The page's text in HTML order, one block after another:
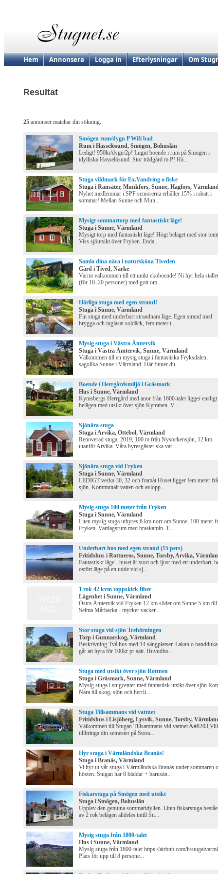
Hem Annonsera Logga in Efterlysningar Om
Resultat
25 annonser matchar din sökning.
Smögen rum/dygn P Wifi bad
Rum i Hasselösund, Smögen, Bohuslän
Ledigt! 950kr/dygn/2p! Lugnt boende i rum på Smögen i
idylliska Hasselösund. Stor trädgård m P! Hä...
Stuga vildmark för Ex.Vandring o fiske
Stuga i Ransäter, Munkfors, Sunne, Hagfors,
Nyhet medlemmar i SPF seniorerna erhåller 15% i rabatt i
sommar! Mellan Sunne och Mun...
Mysigt sommartorp med fantastiskt läge!
Stuga i Sunne, Värmland
Mysigt torp med fantastiskt läge! Högt beläget med stor
Viss sjöutsikt över Fryken. Enda...
Samla dina nära i natursköna Tiveden
Gård i Tived, Närke
Varmt välkommen till ett unikt ekoboende! Ni hyr hela stället
(för 10–20 personer) med gott om...
Härliga stuga med egen strand!
Stuga i Sunne, Värmland
Fin stuga med underbart strandnära läge. Egen strand med
brygga och inglasat soldäck, fem meter t...
Mysig stuga i Västra Ämtervik
Stuga i Västra Ämtervik, Sunne, Värmland
Välkommen till en mysig stuga i fantastiska Fryksdalen,
sagolika Sunne i Värmland. Här finner du ...
Boende i Herrgårdsmiljö i Gräsmark
Hus i Sunne, Värmland
Kymsbergs Herrgård med anor från 1600-talet ligger ensligt
belägen med utsikt över sjön Kymmen. V...
Sjönära stuga
Stuga i Arvika, Ottebol, Värmland
Renoverad stuga, 2019, 100 m från Nysockensjön, 12 km
utanför Arvika. Våra hyresgäster ska var...
Sjönära stuga vid Fryken
Stuga i Sunne, Värmland
LEDIGT vecka 30, 32 och framåt Huset ligger fem meter
sjön. Kommunalt vatten och avlopp...
Mysig stuga 100 meter från Fryken
Stuga i Sunne, Värmland
Liten mysig stuga uthyres 6 km norr om Sunne, 100 meter
Fryken. Vardagsrum med braskamin. T...
Underbart hus med egen strand (15 pers)
Fritidshus i Rottneros, Sunne, Torsby, Arvika,
Fantastiskt läge - huset är stort och ljust med ett underbart,
ostört läge på en udde vid sj...
1 rok 42 kvm toppskick fiber
Lägenhet i Sunne, Värmland
Östra Ämtervik vid Fryken 12 km söder om Sunne 5 km till
Selma Mårbacka - mycker vacker...
Stor stuga vid sjön Trehörningen
Torp i Gunnarskog, Värmland
Beskrivning Två hus med 14 sängplatser. Lakan o
går att hyra för 100kr pr sätt. Huvudbo...
Stuga med utsikt över sjön Rottnen
Stuga i Gräsmark, Sunne, Värmland
Mysig stuga i stugcenter med fantastisk utsikt över sjön
Nära till skog, sjön och herrli...
Stuga Tillsammans vid vattnet
Fritidshus i Lisjöberg, Lysvik, Sunne, Torsby,
Välkommen till Stugan Tillsammans vid vattnet
tillbringa din semester på Stora...
Hyr stuga i Värmländska Branäs!
Stuga i Branäs, Värmland
Vi hyr ut vår stuga i Värmländska Branäs under sommaren
hösten. Stugan har 8 bäddar + barnsän...
Fiskarstuga på Smögen med utsikt
Stuga i Smögen, Bohuslän
Upplev den genuina sommaridyllen. Liten fiskarstuga
av 2 rok belägen alldeles intill Su...
Mysig stuga från 1800-talet
Hus i Sunne, Värmland
Mysig stuga från 1800-talet https://airbnb.com/h/
Plats för upp till 8 persone...